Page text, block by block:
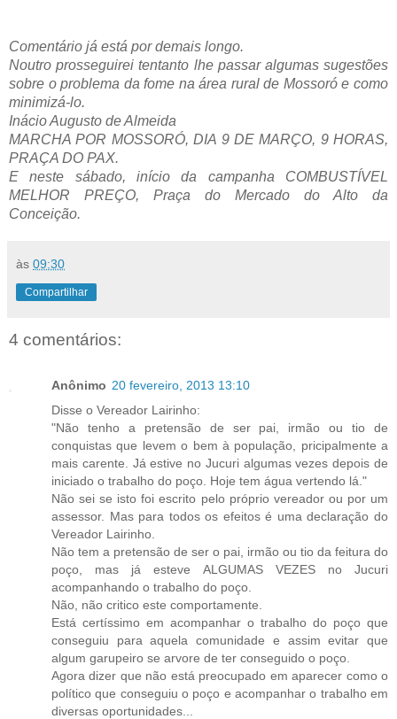
Comentário já está por demais longo.
Noutro prosseguirei tentanto lhe passar algumas sugestões
sobre o problema da fome na área rural de Mossoró e como
minimizá-lo.
Inácio Augusto de Almeida
MARCHA POR MOSSORÓ, DIA 9 DE MARÇO, 9 HORAS,
PRAÇA DO PAX.
E neste sábado, início da campanha COMBUSTÍVEL
MELHOR PREÇO, Praça do Mercado do Alto da
Conceição.
às 09:30
Compartilhar
4 comentários:
Anônimo 20 fevereiro, 2013 13:10
Disse o Vereador Lairinho:
"Não tenho a pretensão de ser pai, irmão ou tio de
conquistas que levem o bem à população, pricipalmente a
mais carente. Já estive no Jucuri algumas vezes depois de
iniciado o trabalho do poço. Hoje tem água vertendo lá."
Não sei se isto foi escrito pelo próprio vereador ou por um
assessor. Mas para todos os efeitos é uma declaração do
Vereador Lairinho.
Não tem a pretensão de ser o pai, irmão ou tio da feitura do
poço, mas já esteve ALGUMAS VEZES no Jucuri
acompanhando o trabalho do poço.
Não, não critico este comportamente.
Está certíssimo em acompanhar o trabalho do poço que
conseguiu para aquela comunidade e assim evitar que
algum garupeiro se arvore de ter conseguido o poço.
Agora dizer que não está preocupado em aparecer como o
político que conseguiu o poço e acompanhar o trabalho em
diversas oportunidades...